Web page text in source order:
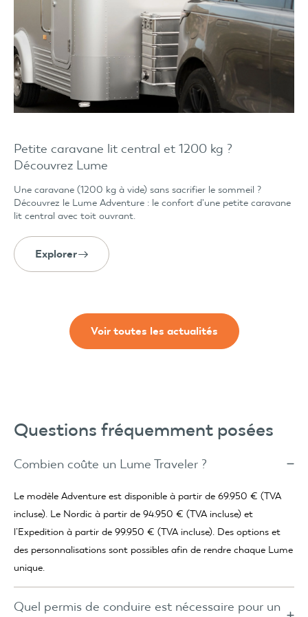
Petite caravane lit central et 1200 kg ?
Découvrez Lume
Une caravane (1200 kg à vide) sans sacrifier le sommeil ?
Découvrez le Lume Adventure : le confort d'une petite caravane
lit central avec toit ouvrant.
Explorer
Voir toutes les actualités
Questions fréquemment posées
Combien coûte un Lume Traveler ?
Le modèle Adventure est disponible à partir de 69.950 € (TVA
incluse). Le Nordic à partir de 94.950 € (TVA incluse) et
l’Expedition à partir de 99.950 € (TVA incluse). Des options et
des personnalisations sont possibles afin de rendre chaque Lume
unique.
Quel permis de conduire est nécessaire pour un